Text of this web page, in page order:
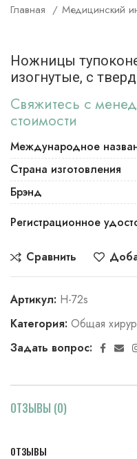
Главная Медицинский
Ножницы
изогнутые, с
Свяжитесь с
стоимости
Международное
Страна изготовления
Брэнд
Регистрационное
Сравнить
Артикул: Н-72s
Категория: Общая
Задать вопрос:
ОТЗЫВЫ (0)
ОТЗЫВЫ